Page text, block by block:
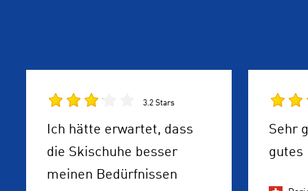
3.2 Stars
Ich hätte erwartet, dass
die Skischuhe besser
meinen Bedürfnissen
Sehr
gutes